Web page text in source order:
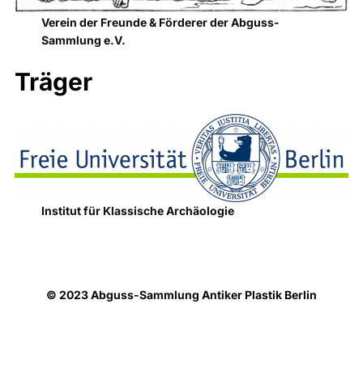
Verein der Freunde & Förderer der Abguss-
Sammlung e.V.
Träger
Institut für Klassische Archäologie
© 2023 Abguss-Sammlung Antiker Plastik Berlin